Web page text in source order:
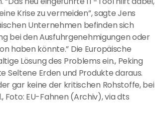
Krise zu vermeiden”, sagte Jens
Unternehmen befinden sich
bei den Ausfuhrgenehmigungen oder
haben könnte.” Die Europäische
Lösung des Problems ein., Peking
Erden und Produkte daraus.
gar keine der kritischen Rohstoffe, bei
EU-Fahnen (Archiv), via dts